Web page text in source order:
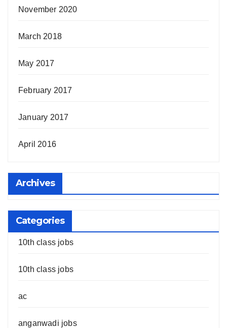
November 2020
March 2018
May 2017
February 2017
January 2017
April 2016
Archives
Categories
10th class jobs
10th class jobs
ac
anganwadi jobs